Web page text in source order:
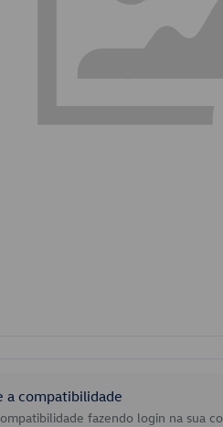
a compatibilidade
fazendo login na sua